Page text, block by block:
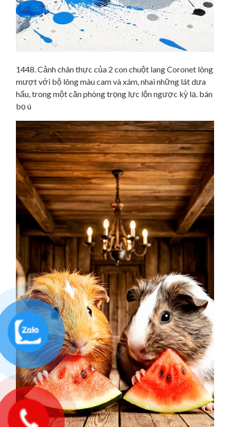
1448. Cảnh chân thực của 2 con chuột lang Coronet lông
mượt với bộ lông màu cam và xám, nhai những lát dưa
hấu, trong một căn phòng trọng lực lộn ngược kỳ lạ. bán
bọ ú